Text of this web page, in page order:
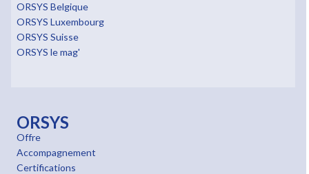
ORSYS Belgique
ORSYS Luxembourg
ORSYS Suisse
ORSYS le mag'
ORSYS
Offre
Accompagnement
Certifications